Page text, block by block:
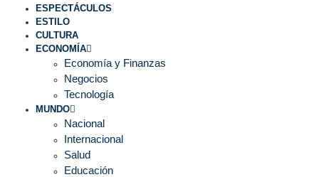
ESPECTÁCULOS
ESTILO
CULTURA
ECONOMÍA
Economía y Finanzas
Negocios
Tecnología
MUNDO
Nacional
Internacional
Salud
Educación